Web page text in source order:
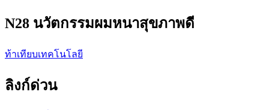
N28 นวัตกรรมผมหนาสุขภาพดี
ท้าเทียบเทคโนโลยี
ลิงก์ด่วน